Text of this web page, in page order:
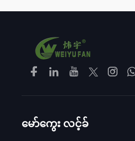
မော်ကွေး လင့်ခ်